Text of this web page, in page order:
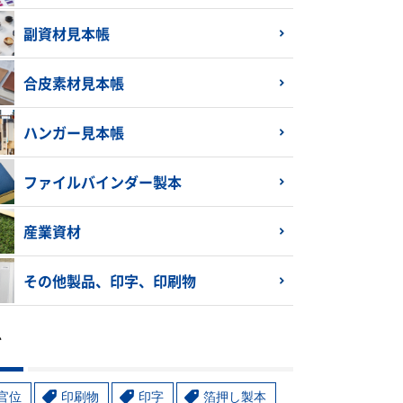
副資材見本帳
合皮素材見本帳
ハンガー見本帳
ファイルバインダー製本
産業資材
その他製品、印字、印刷物
位 印刷物 印字 箔押し製本